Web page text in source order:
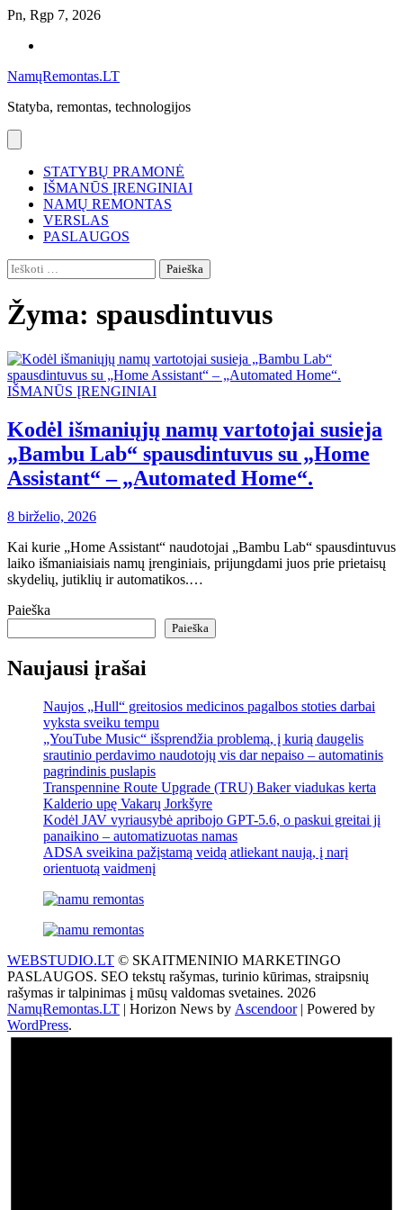
Skip
content
Pn, Rgp 7, 2026
NamųRemontas.LT
Statyba, remontas, technologijos
STATYBŲ PRAMONĖ
IŠMANŪS ĮRENGINIAI
NAMŲ REMONTAS
VERSLAS
PASLAUGOS
Ieškoti:
Žyma: spausdintuvus
IŠMANŪS ĮRENGINIAI
Kodėl išmaniųjų namų vartotojai susieja
„Bambu Lab“ spausdintuvus su „Home
Assistant“ – „Automated Home“.
8 birželio, 2026
Kai kurie „Home Assistant“ naudotojai „Bambu Lab“ spausdintuvus
laiko išmaniaisiais namų įrenginiais, prijungdami juos prie prietaisų
skydelių, jutiklių ir automatikos.…
Paieška
Paieška
Naujausi įrašai
Naujos „Hull“ greitosios medicinos pagalbos stoties darbai
vyksta sveiku tempu
„YouTube Music“ išsprendžia problemą, į kurią daugelis
srautinio perdavimo naudotojų vis dar nepaiso – automatinis
pagrindinis puslapis
Transpennine Route Upgrade (TRU) Baker viadukas kerta
Kalderio upę Vakarų Jorkšyre
Kodėl JAV vyriausybė apribojo GPT-5.6, o paskui greitai jį
panaikino – automatizuotas namas
ADSA sveikina pažįstamą veidą atliekant naują, į narį
orientuotą vaidmenį
WEBSTUDIO.LT © SKAITMENINIO MARKETINGO
PASLAUGOS. SEO tekstų rašymas, turinio kūrimas, straipsnių
rašymas ir talpinimas į mūsų valdomas svetaines. 2026
NamųRemontas.LT | Horizon News by Ascendoor| Powered by
WordPress.